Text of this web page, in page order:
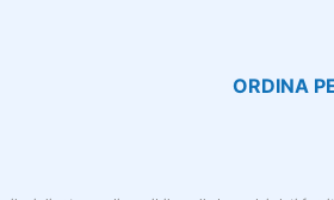
ORDINA